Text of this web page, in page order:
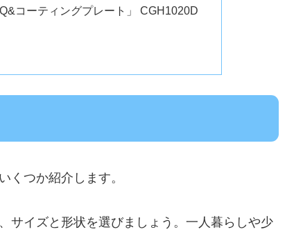
コーティングプレート」 CGH1020D
くつか紹介します。
サイズと形状を選びましょう。一人暮らしや少